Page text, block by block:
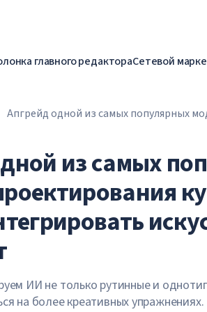
главного редактораСетевой
Апгрейд одной из самых популярных
из самых
ИИ не только рутинные и
на более креативных упражнениях.